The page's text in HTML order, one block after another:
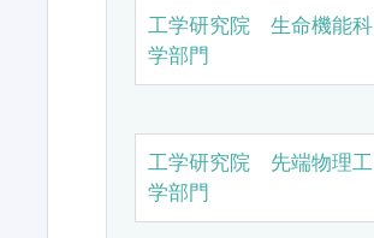
工学研究院 生命機能科
学部門
工学研究院 先端物理工
学部門